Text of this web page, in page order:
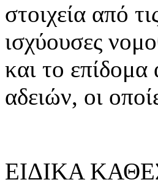
στοιχεία από
ισχύουσες
και το
αδειών, οι
ΕΙΔΙΚΑ